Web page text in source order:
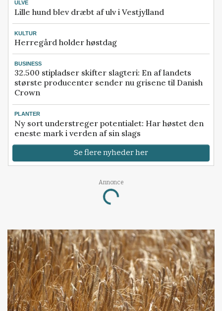
ULVE
Lille hund blev dræbt af ulv i Vestjylland
KULTUR
Herregård holder høstdag
BUSINESS
32.500 stipladser skifter slagteri: En af landets
største producenter sender nu grisene til Danish
Crown
PLANTER
Ny sort understreger potentialet: Har høstet den
eneste mark i verden af sin slags
Se flere nyheder her
Annonce
Loading...